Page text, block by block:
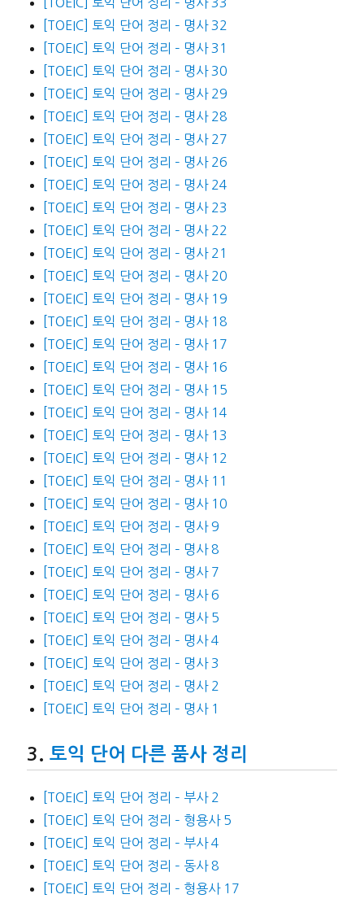
[TOEIC] 토익 단어 정리 – 명사 33
[TOEIC] 토익 단어 정리 – 명사 32
[TOEIC] 토익 단어 정리 – 명사 31
[TOEIC] 토익 단어 정리 – 명사 30
[TOEIC] 토익 단어 정리 – 명사 29
[TOEIC] 토익 단어 정리 – 명사 28
[TOEIC] 토익 단어 정리 – 명사 27
[TOEIC] 토익 단어 정리 – 명사 26
[TOEIC] 토익 단어 정리 – 명사 24
[TOEIC] 토익 단어 정리 – 명사 23
[TOEIC] 토익 단어 정리 – 명사 22
[TOEIC] 토익 단어 정리 – 명사 21
[TOEIC] 토익 단어 정리 – 명사 20
[TOEIC] 토익 단어 정리 – 명사 19
[TOEIC] 토익 단어 정리 – 명사 18
[TOEIC] 토익 단어 정리 – 명사 17
[TOEIC] 토익 단어 정리 – 명사 16
[TOEIC] 토익 단어 정리 – 명사 15
[TOEIC] 토익 단어 정리 – 명사 14
[TOEIC] 토익 단어 정리 – 명사 13
[TOEIC] 토익 단어 정리 – 명사 12
[TOEIC] 토익 단어 정리 – 명사 11
[TOEIC] 토익 단어 정리 – 명사 10
[TOEIC] 토익 단어 정리 – 명사 9
[TOEIC] 토익 단어 정리 – 명사 8
[TOEIC] 토익 단어 정리 – 명사 7
[TOEIC] 토익 단어 정리 – 명사 6
[TOEIC] 토익 단어 정리 – 명사 5
[TOEIC] 토익 단어 정리 – 명사 4
[TOEIC] 토익 단어 정리 – 명사 3
[TOEIC] 토익 단어 정리 – 명사 2
[TOEIC] 토익 단어 정리 – 명사 1
토익 단어 다른 품사 정리
[TOEIC] 토익 단어 정리 – 부사 2
[TOEIC] 토익 단어 정리 – 형용사 5
[TOEIC] 토익 단어 정리 – 부사 4
[TOEIC] 토익 단어 정리 – 동사 8
[TOEIC] 토익 단어 정리 – 형용사 17